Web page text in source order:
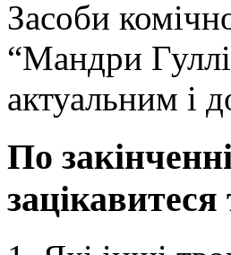
Засоби
“Мандри
актуальним і
По